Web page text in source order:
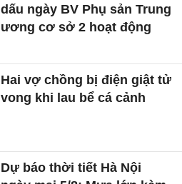
dấu ngày BV Phụ sản Trung
ương cơ sở 2 hoạt động
Hai vợ chồng bị điện giật tử
vong khi lau bể cá cảnh
Dự báo thời tiết Hà Nội